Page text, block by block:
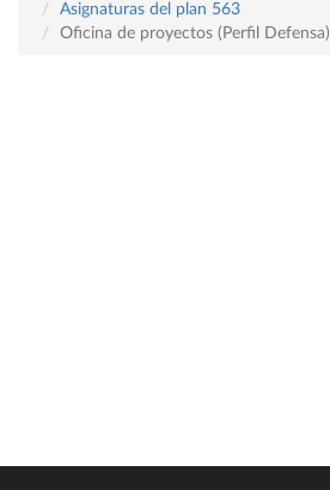
Asignaturas del plan 563
Oficina de proyectos (Perfil Defensa)